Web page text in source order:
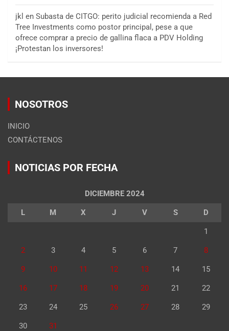
jkl en Subasta de CITGO: perito judicial recomienda a Red
Tree Investments como postor principal, pese a que
ofrece comprar a precio de gallina flaca a PDV Holding
¡Protestan los inversores!
NOSOTROS
INICIO
CONTÁCTENOS
NOTICIAS POR FECHA
DICIEMBRE 2024
L M X J V S D
1
2 3 4 5 6 7 8
9 10 11 12 13 14 15
16 17 18 19 20 21 22
23 24 25 26 27 28 29
30 31